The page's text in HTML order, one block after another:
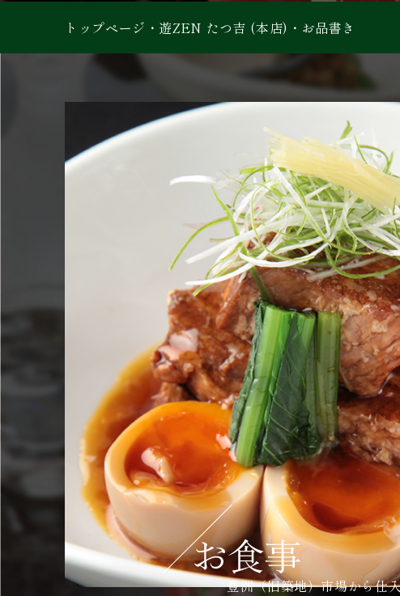
トップページ ・ 遊ZEN たつ吉 (本店) ・ お品書き
豊洲（旧築地）市場から仕